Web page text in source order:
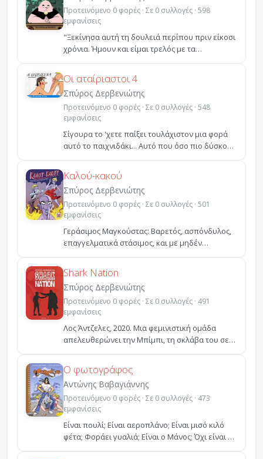
Προτεινόμενο 0 φορές · Σε 0 συλλογές · 598
εμφανίσεις
"Ξεκίνησα αυτή τη δουλειά περίπου πριν είκοσι
χρόνια. Ήμουν και είμαι τρελός με τα
κόμικς.Καμία σχέσ...
Οι αταίριαστοι 4
Σπύρος Δερβενιώτης
Προτεινόμενο 0 φορές · Σε 0 συλλογές · 548
εμφανίσεις
Σίγουρα το 'χετε παίξει τουλάχιστον μια φορά
αυτό το παιχνιδάκι... Αυτό που όσο πιο δύσκολο
είναι τό...
Καλού-κακού
Σπύρος Δερβενιώτης
Προτεινόμενο 0 φορές · Σε 0 συλλογές · 501
εμφανίσεις
Γεράσιμος Μαγκούστας: Βαρετός, ασπόνδυλος,
επαγγελματικά στάσιμος, και με μηδέν
κοινωνική ζωή.Κανείς...
Shark Nation
Σπύρος Δερβενιώτης
Προτεινόμενο 0 φορές · Σε 0 συλλογές · 491
εμφανίσεις
Λος Άντζελες, 2020. Μια φεμινιστική ομάδα
απελευθερώνει την Μπίμπι, τη σκλάβα του σεξ
που ανήκει στο...
Ο φωτογράφος
Αντώνης Βαβαγιάννης
Προτεινόμενο 0 φορές · Σε 0 συλλογές · 473
εμφανίσεις
Είναι πουλί; Είναι αεροπλάνο; Είναι μισό κιλό
φέτα; Φοράει γυαλιά; Είναι ο Μάνος; Όχι είναι ο
φωτογρ...